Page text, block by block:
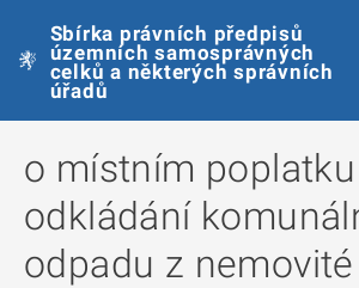
Sbírka právních předpisů
územních samosprávných
celků a některých správních
úřadů
o místním
odkládání
odpadu z